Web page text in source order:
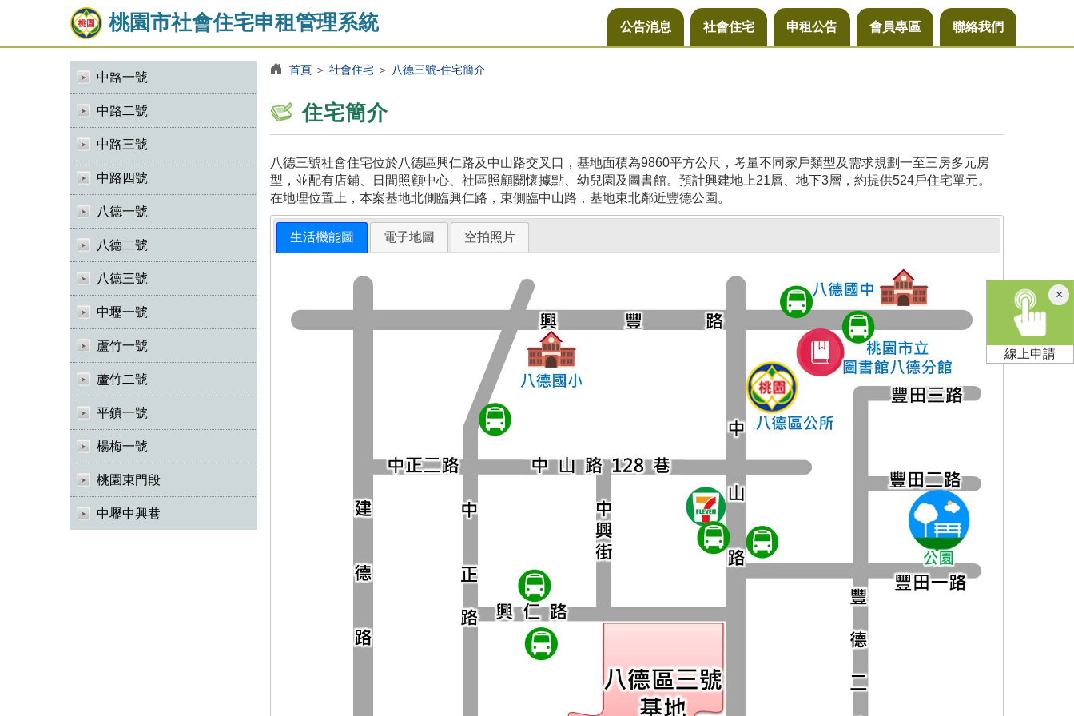
桃園市社會住宅申租管理系統 公告消息 社會住宅 申租公告 會員專區 聯絡我們
中路一號
中路二號
中路三號
中路四號
八德一號
八德二號
八德三號
中壢一號
蘆竹一號
蘆竹二號
平鎮一號
楊梅一號
桃園東門段
中壢中興巷
首頁＞ 社會住宅＞ 八德三號-住宅簡介
住宅簡介
八德三號社會住宅位於八德區興仁路及中山路交叉口，基地面積為9860平方公尺，考量不同家戶類型及需求規劃一至三房多元房
型，並配有店鋪、日間照顧中心、社區照顧關懷據點、幼兒園及圖書館。預計興建地上21層、地下3層，約提供524戶住宅單元。
在地理位置上，本案基地北側臨興仁路，東側臨中山路，基地東北鄰近豐德公園。
生活機能圖 電子地圖 空拍照片
×關
閉
線上申請